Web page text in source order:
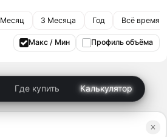
Месяц 3 Месяца Год Всё время
Макс / Мин Профиль объёма
Где купить Калькулятор